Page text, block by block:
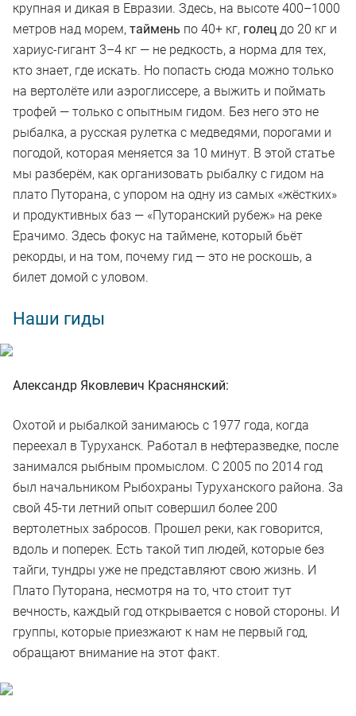
крупная и дикая в Евразии. Здесь, на высоте 400–1000
метров над морем, таймень по 40+ кг, голец до 20 кг и
хариус-гигант 3–4 кг — не редкость, а норма для тех,
кто знает, где искать. Но попасть сюда можно только
на вертолёте или аэроглиссере, а выжить и поймать
трофей — только с опытным гидом. Без него это не
рыбалка, а русская рулетка с медведями, порогами и
погодой, которая меняется за 10 минут. В этой статье
мы разберём, как организовать рыбалку с гидом на
плато Путорана, с упором на одну из самых «жёстких»
и продуктивных баз — «Путоранский рубеж» на реке
Ерачимо. Здесь фокус на таймене, который бьёт
рекорды, и на том, почему гид — это не роскошь, а
билет домой с уловом.
Наши гиды
Александр Яковлевич Краснянский:
Охотой и рыбалкой занимаюсь с 1977 года, когда
переехал в Туруханск. Работал в нефтеразведке, после
занимался рыбным промыслом. С 2005 по 2014 год
был начальником Рыбохраны Туруханского района. За
свой 45-ти летний опыт совершил более 200
вертолетных забросов. Прошел реки, как говорится,
вдоль и поперек. Есть такой тип людей, которые без
тайги, тундры уже не представляют свою жизнь. И
Плато Путорана, несмотря на то, что стоит тут
вечность, каждый год открывается с новой стороны. И
группы, которые приезжают к нам не первый год,
обращают внимание на этот факт.